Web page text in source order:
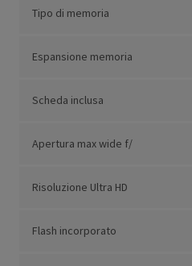
Tipo di memoria
Espansione memoria
Scheda inclusa
Apertura max wide f/
Risoluzione Ultra HD
Flash incorporato